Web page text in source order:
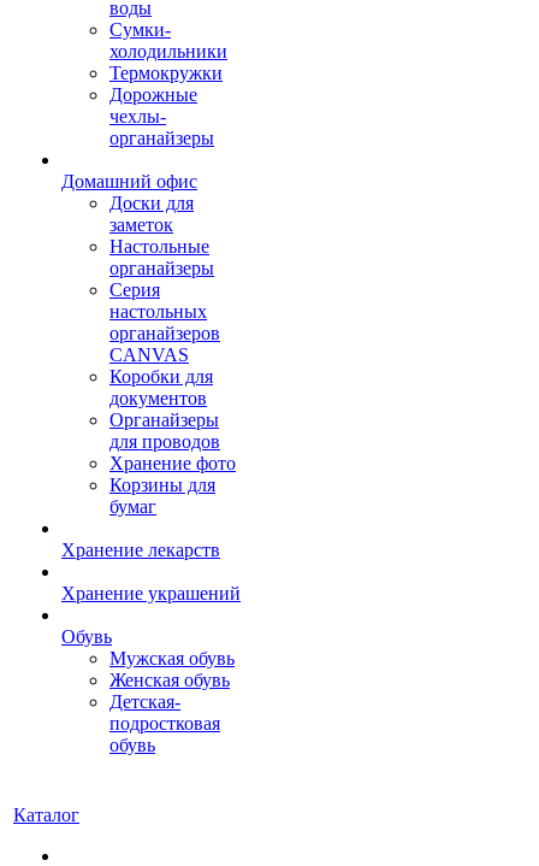
воды
Сумки-
холодильники
Термокружки
Дорожные
чехлы-
органайзеры
Домашний офис
Доски для
заметок
Настольные
органайзеры
Серия
настольных
органайзеров
CANVAS
Коробки для
документов
Органайзеры
для проводов
Хранение фото
Корзины для
бумаг
Хранение лекарств
Хранение украшений
Обувь
Мужская обувь
Женская обувь
Детская-
подростковая
обувь
Каталог